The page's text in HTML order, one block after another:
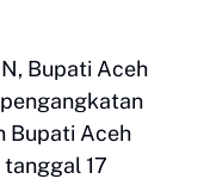
Bupati Aceh
Bupati Aceh
17